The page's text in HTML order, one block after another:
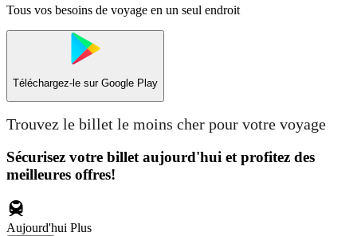
Tous vos besoins de voyage en un seul endroit
Téléchargez-le sur Google Play
Trouvez le billet le moins cher pour votre voyage
Sécurisez votre billet aujourd'hui et profitez des
meilleures offres!
Aujourd'hui Plus